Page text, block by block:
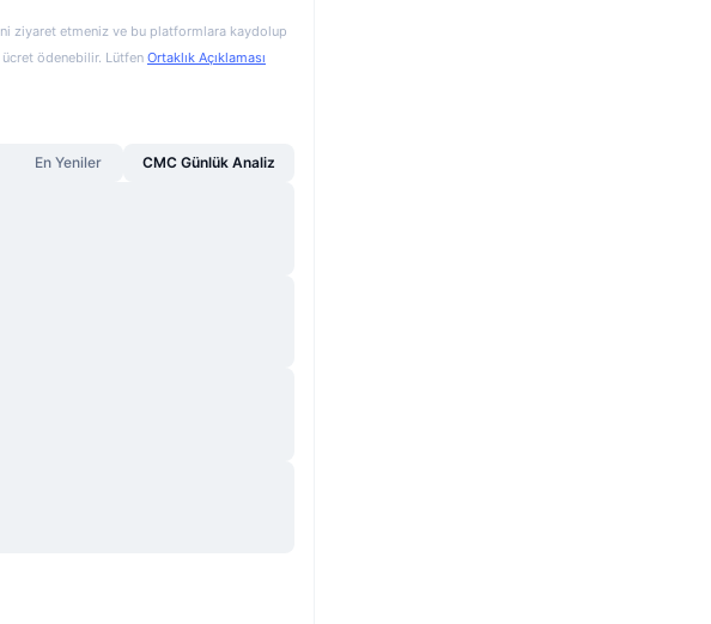
ziyaret etmeniz ve bu platformlara kaydolup
ödenebilir. Lütfen Ortaklık Açıklaması
En Yeniler CMC Günlük Analiz